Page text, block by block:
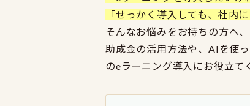
「せっかく導入しても、社内
そんなお悩みをお持ちの方へ
助成金の活用方法や、AIを使
のeラーニング導入にお役立て